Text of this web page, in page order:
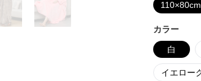
110×80cm
カラー
白
イエロー